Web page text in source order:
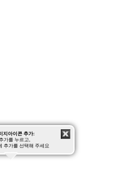
지아이콘 추가:
가를 누르고,
추가를 선택해 주세요